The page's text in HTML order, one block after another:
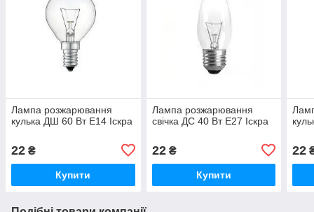
Лампа розжарювання
кулька ДШ 60 Вт Е14 Іскра
22 ₴
Купити
Лампа розжарювання
свічка ДС 40 Вт Е27 Іскра
22₴
Купити
22